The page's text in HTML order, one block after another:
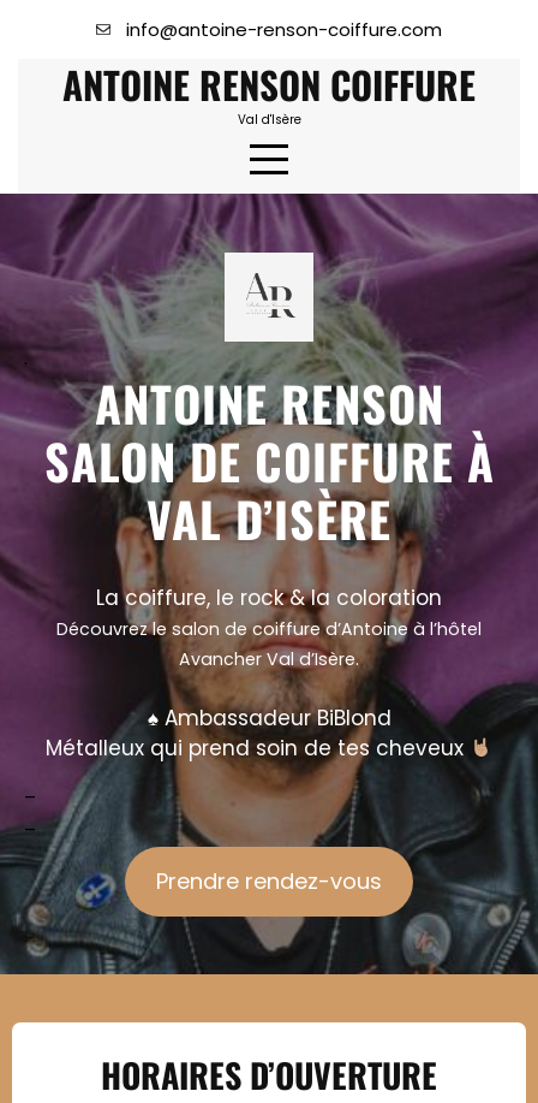
content
info@antoine-renson-coiffure.com
ANTOINE RENSON COIFFURE
Val d'Isère
.
ANTOINE RENSON
SALON DE COIFFURE À
VAL D’ISÈRE
La coiffure, le rock & la coloration
Découvrez le salon de coiffure d’Antoine à l’hôtel
Avancher Val d’Isère.
♠️ Ambassadeur BiBlond
Métalleux qui prend soin de tes cheveux
–
–
Prendre rendez-vous
HORAIRES D’OUVERTURE